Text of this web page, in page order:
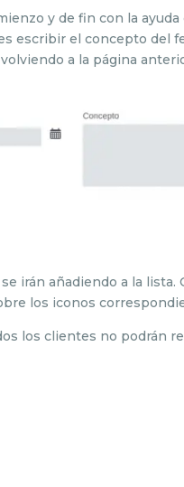
y de fin con la
escribir el concepto del
a la página
irán añadiendo a la lista.
los iconos
los clientes no podrán